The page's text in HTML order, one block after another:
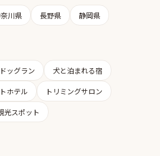
川県 長野県 静岡県
ドッグラン 犬と泊まれる宿
ホテル トリミングサロン
光スポット